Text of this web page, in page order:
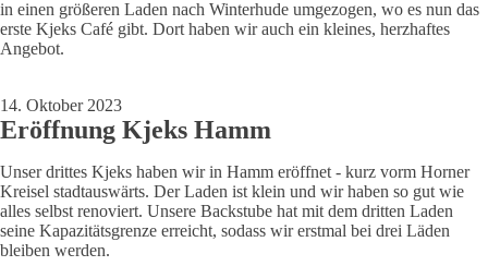
in einen größeren Laden nach Winterhude umgezogen, wo es nun das
erste Kjeks Café gibt. Dort haben wir auch ein kleines, herzhaftes
Angebot.
14. Oktober 2023
Eröffnung Kjeks Hamm
Unser drittes Kjeks haben wir in Hamm eröffnet - kurz vorm Horner
Kreisel stadtauswärts. Der Laden ist klein und wir haben so gut wie
alles selbst renoviert. Unsere Backstube hat mit dem dritten Laden
seine Kapazitätsgrenze erreicht, sodass wir erstmal bei drei Läden
bleiben werden.